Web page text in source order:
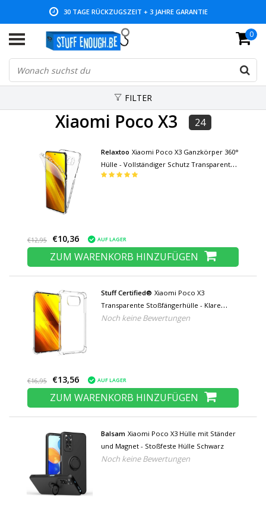
NIEDRIGE PREISE UND GROSSE AUSWAHL
0
FILTER
Xiaomi Poco X3 24
Relaxtoo Xiaomi Poco X3 Ganzkörper 360°
Hülle - Vollständiger Schutz Transparente
TPU Silikonhülle + PET Displayschutzfolie
€12,95 €10,36 AUF LAGER
ZUM WARENKORB HINZUFÜGEN
Stuff Certified® Xiaomi Poco X3
Transparente Stoßfängerhülle - Klare
Hülle aus Silikon TPU Anti-Shock
Noch keine Bewertungen
€16,95 €13,56 AUF LAGER
ZUM WARENKORB HINZUFÜGEN
Balsam Xiaomi Poco X3 Hülle mit Ständer
und Magnet - Stoßfeste Hülle Schwarz
Noch keine Bewertungen